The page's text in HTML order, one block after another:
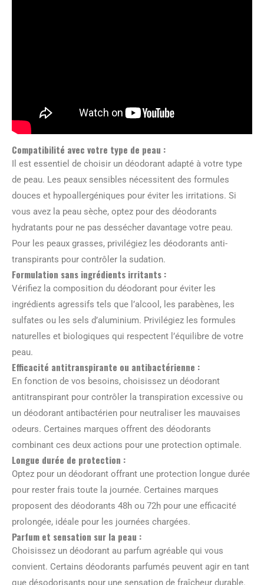
Compatibilité avec votre type de peau :
Il est essentiel de choisir un déodorant adapté à votre type
de peau. Les peaux sensibles nécessitent des formules
douces et hypoallergéniques pour éviter les irritations. Si
vous avez la peau sèche, optez pour des déodorants
hydratants pour ne pas dessécher davantage votre peau.
Pour les peaux grasses, privilégiez les déodorants anti-
transpirants pour contrôler la sudation.
Formulation sans ingrédients irritants :
Vérifiez la composition du déodorant pour éviter les
ingrédients agressifs tels que l’alcool, les parabènes, les
sulfates ou les sels d’aluminium. Privilégiez les formules
naturelles et biologiques qui respectent l’équilibre de votre
peau.
Efficacité antitranspirante ou antibactérienne :
En fonction de vos besoins, choisissez un déodorant
antitranspirant pour contrôler la transpiration excessive ou
un déodorant antibactérien pour neutraliser les mauvaises
odeurs. Certaines marques offrent des déodorants
combinant ces deux actions pour une protection optimale.
Longue durée de protection :
Optez pour un déodorant offrant une protection longue durée
pour rester frais toute la journée. Certaines marques
proposent des déodorants 48h ou 72h pour une efficacité
prolongée, idéale pour les journées chargées.
Parfum et sensation sur la peau :
Choisissez un déodorant au parfum agréable qui vous
convient. Certains déodorants parfumés peuvent agir en tant
que désodorisants pour une sensation de fraîcheur durable.